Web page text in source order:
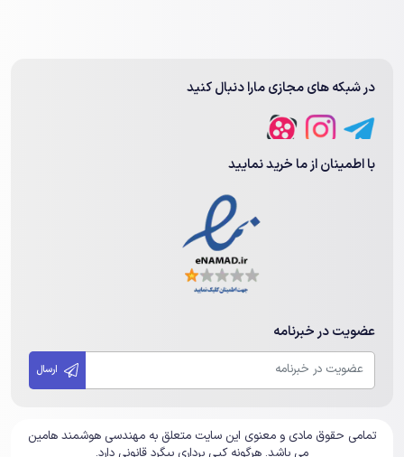
در شبکه های مجازی مارا دنبال کنید
با اطمینان از ما خرید نمایید
عضویت در خبرنامه
تمامی حقوق مادی و معنوی این سایت متعلق به مهندسی هوشمند هامین
می باشد. هرگونه کپی برداری پیگرد قانونی دارد.